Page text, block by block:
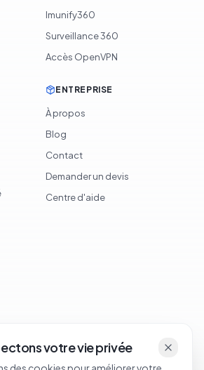
Imunify360
Surveillance 360
Accès OpenVPN
ENTREPRISE
À propos
Blog
Contact
Demander un devis
Centre d'aide
votre vie privée